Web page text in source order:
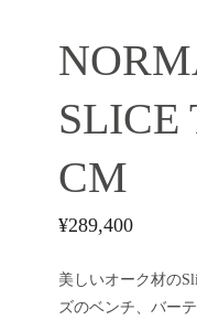
SLICE
CM
¥289,400
美しいオーク材の
ズのベンチ、バー